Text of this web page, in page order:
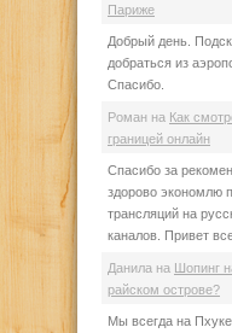
Париже
Добрый день.
добраться из
Спасибо.
Роман на Как
границей онлайн
Спасибо за
здорово экономлю
трансляций на
каналов. Привет
Данила на Шопинг
райском острове?
Мы всегда на